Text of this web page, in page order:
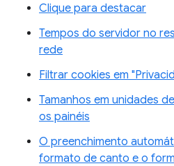
Clique para destacar
Tempos do servidor no
rede
Filtrar cookies em
Tamanhos em unidades
os painéis
O preenchimento
formato de canto e o